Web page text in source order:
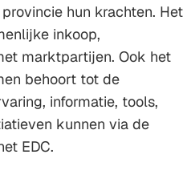
hun krachten. Het
inkoop,
marktpartijen. Ook het
behoort tot de
informatie, tools,
kunnen via de
EDC.